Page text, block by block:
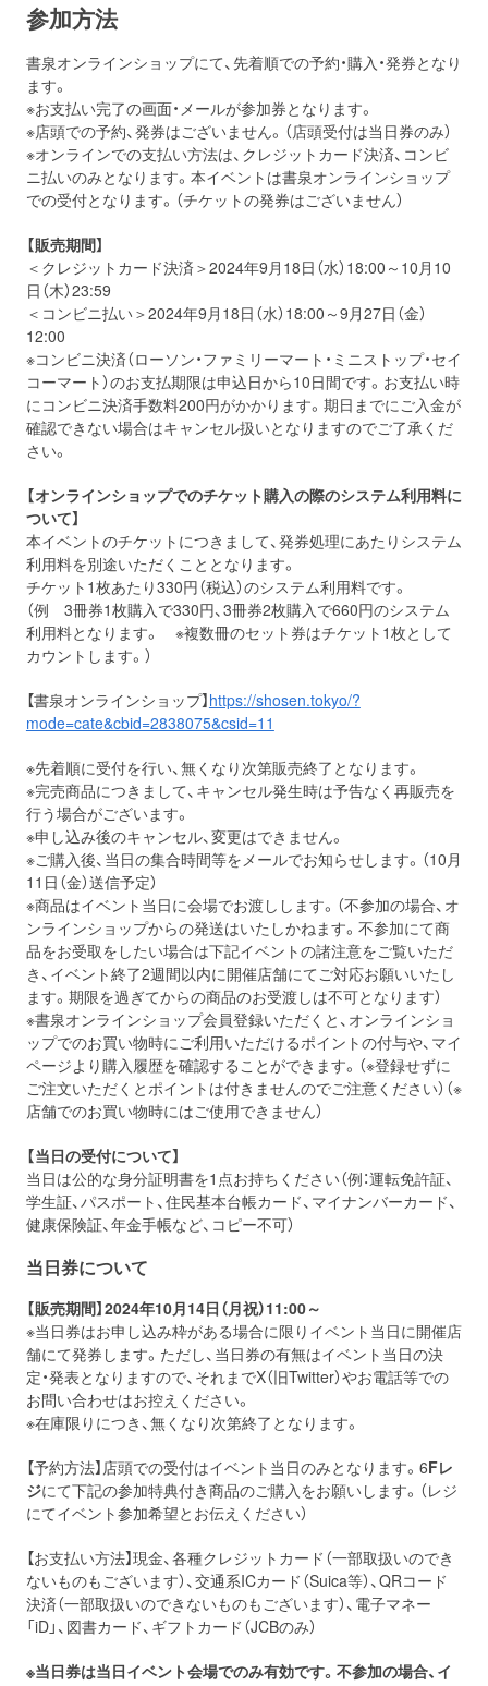
参加方法
書泉オンラインショップにて、先着順での予約・購入・発券となり
ます。
※お支払い完了の画面・メールが参加券となります。
※店頭での予約、発券はございません。（店頭受付は当日券のみ）
※オンラインでの支払い方法は、クレジットカード決済、コンビ
ニ払いのみとなります。本イベントは書泉オンラインショップ
での受付となります。（チケットの発券はございません）
【販売期間】
＜クレジットカード決済＞2024年9月18日（水）18:00～10月10
日（木）23:59
＜コンビニ払い＞2024年9月18日（水）18:00～9月27日（金）
12:00
※コンビニ決済（ローソン・ファミリーマート・ミニストップ・セイ
コーマート）のお支払期限は申込日から10日間です。お支払い時
にコンビニ決済手数料200円がかかります。期日までにご入金が
確認できない場合はキャンセル扱いとなりますのでご了承くだ
さい。
【オンラインショップでのチケット購入の際のシステム利用料に
ついて】
本イベントのチケットにつきまして、発券処理にあたりシステム
利用料を別途いただくこととなります。
チケット1枚あたり330円（税込）のシステム利用料です。
（例 3冊券1枚購入で330円、3冊券2枚購入で660円のシステム
利用料となります。 ※複数冊のセット券はチケット1枚として
カウントします。）
【書泉オンラインショップ】https://shosen.tokyo/?
mode=cate&cbid=2838075&csid=11
※先着順に受付を行い、無くなり次第販売終了となります。
※完売商品につきまして、キャンセル発生時は予告なく再販売を
行う場合がございます。
※申し込み後のキャンセル、変更はできません。
※ご購入後、当日の集合時間等をメールでお知らせします。（10月
11日（金）送信予定）
※商品はイベント当日に会場でお渡しします。（不参加の場合、オ
ンラインショップからの発送はいたしかねます。不参加にて商
品をお受取をしたい場合は下記イベントの諸注意をご覧いただ
き、イベント終了2週間以内に開催店舗にてご対応お願いいたし
ます。期限を過ぎてからの商品のお受渡しは不可となります）
※書泉オンラインショップ会員登録いただくと、オンラインショ
ップでのお買い物時にご利用いただけるポイントの付与や、マイ
ページより購入履歴を確認することができます。（※登録せずに
ご注文いただくとポイントは付きませんのでご注意ください）（※
店舗でのお買い物時にはご使用できません）
【当日の受付について】
当日は公的な身分証明書を1点お持ちください（例：運転免許証、
学生証、パスポート、住民基本台帳カード、マイナンバーカード、
健康保険証、年金手帳など、コピー不可）
当日券について
【販売期間】2024年10月14日（月祝）11:00～
※当日券はお申し込み枠がある場合に限りイベント当日に開催店
舗にて発券します。ただし、当日券の有無はイベント当日の決
定・発表となりますので、それまでX（旧Twitter）やお電話等での
お問い合わせはお控えください。
※在庫限りにつき、無くなり次第終了となります。
【予約方法】店頭での受付はイベント当日のみとなります。6Fレ
ジにて下記の参加特典付き商品のご購入をお願いします。（レジ
にてイベント参加希望とお伝えください）
【お支払い方法】現金、各種クレジットカード（一部取扱いのでき
ないものもございます）、交通系ICカード（Suica等）、QRコード
決済（一部取扱いのできないものもございます）、電子マネー
「iD」、図書カード、ギフトカード（JCBのみ）
※当日券は当日イベント会場でのみ有効です。不参加の場合、イ